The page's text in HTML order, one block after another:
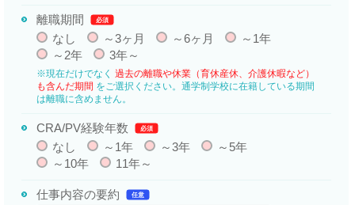
離職期間 必須
なし ～3ヶ月 ～6ヶ月
～1年
～2年
3年～
※現在だけでなく 過去の離職や休業（育休産休、介護休暇など）
も含んだ期間 をご選択ください。通学制学校に在籍している期間
は離職に含めません。
CRA/PV経験年数 必須
なし ～1年 ～3年
～5年
～10年
11年～
仕事内容の要約 任意